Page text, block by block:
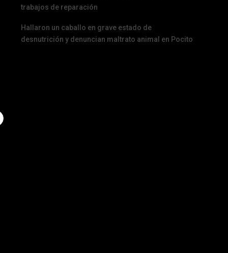
trabajos de reparación
Hallaron un caballo en grave estado de
desnutrición y denuncian maltrato animal en Pocito